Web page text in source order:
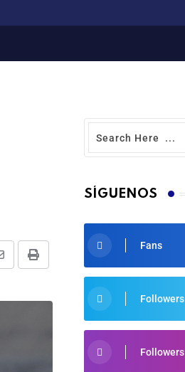
SÍGUENOS
Fans
Followers
Followers